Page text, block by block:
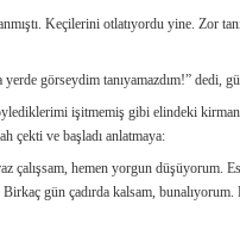
Keçilerini otlatıyordu yine. Zor
görseydim tanıyamazdım!” dedi,
işitmemiş gibi elindeki
çekti ve başladı anlatmaya:
çalışsam, hemen yorgun düşüyorum.
gün çadırda kalsam,